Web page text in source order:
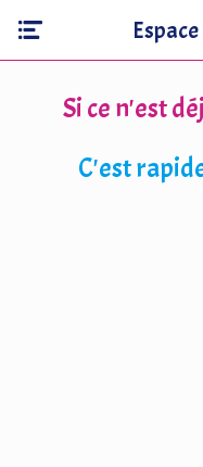
Si ce n'est
C'est